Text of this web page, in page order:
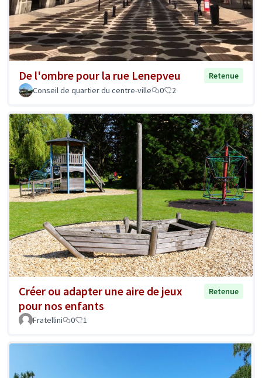
De l'ombre pour la rue Lenepveu
Retenue
Conseil de quartier du centre-ville
0 2
Créer ou adapter une aire de jeux
pour nos enfants
Retenue
Fratellini 0 1